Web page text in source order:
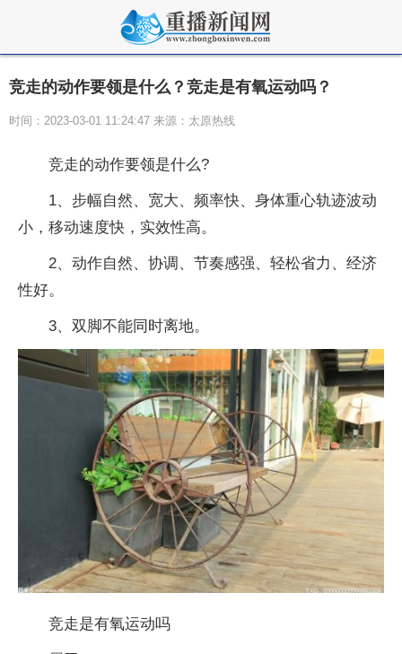
竞走的动作要领是什么？竞走是有氧运动吗？
时间：2023-03-01 11:24:47 来源：太原热线
竞走的动作要领是什么?
1、步幅自然、宽大、频率快、身体重心轨迹波动
小，移动速度快，实效性高。
2、动作自然、协调、节奏感强、轻松省力、经济
性好。
3、双脚不能同时离地。
竞走是有氧运动吗